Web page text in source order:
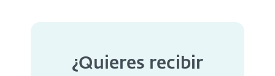
¿Quieres recibir